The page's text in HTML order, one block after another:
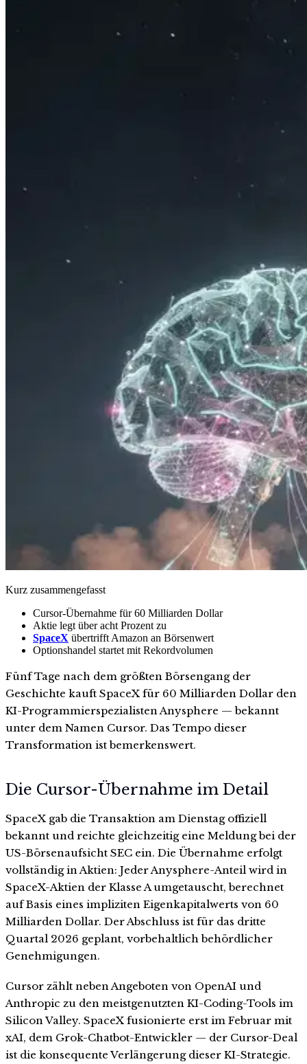
Kurz zusammengefasst
Cursor-Übernahme für 60 Milliarden Dollar
Aktie legt über acht Prozent zu
SpaceX übertrifft Amazon an Börsenwert
Optionshandel startet mit Rekordvolumen
Fünf Tage nach dem größten Börsengang der
Geschichte kauft SpaceX für 60 Milliarden Dollar den
KI-Programmierspezialisten Anysphere — bekannt
unter dem Namen Cursor. Das Tempo dieser
Transformation ist bemerkenswert.
Die Cursor-Übernahme im Detail
SpaceX gab die Transaktion am Dienstag offiziell
bekannt und reichte gleichzeitig eine Meldung bei der
US-Börsenaufsicht SEC ein. Die Übernahme erfolgt
vollständig in Aktien: Jeder Anysphere-Anteil wird in
SpaceX-Aktien der Klasse A umgetauscht, berechnet
auf Basis eines impliziten Eigenkapitalwerts von 60
Milliarden Dollar. Der Abschluss ist für das dritte
Quartal 2026 geplant, vorbehaltlich behördlicher
Genehmigungen.
Cursor zählt neben Angeboten von OpenAI und
Anthropic zu den meistgenutzten KI-Coding-Tools im
Silicon Valley. SpaceX fusionierte erst im Februar mit
xAI, dem Grok-Chatbot-Entwickler — der Cursor-Deal
ist die konsequente Verlängerung dieser KI-Strategie.